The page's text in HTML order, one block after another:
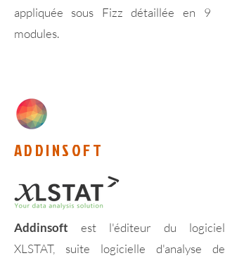
appliquée sous Fizz détaillée en
9
modules.
ADDINSOFT
Addinsoft est l'éditeur du logiciel
XLSTAT, suite logicielle d'analyse de